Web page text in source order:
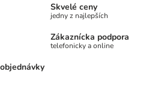
Skvelé ceny
jedny z najlepších
Zákaznícka podpora
telefonicky a online